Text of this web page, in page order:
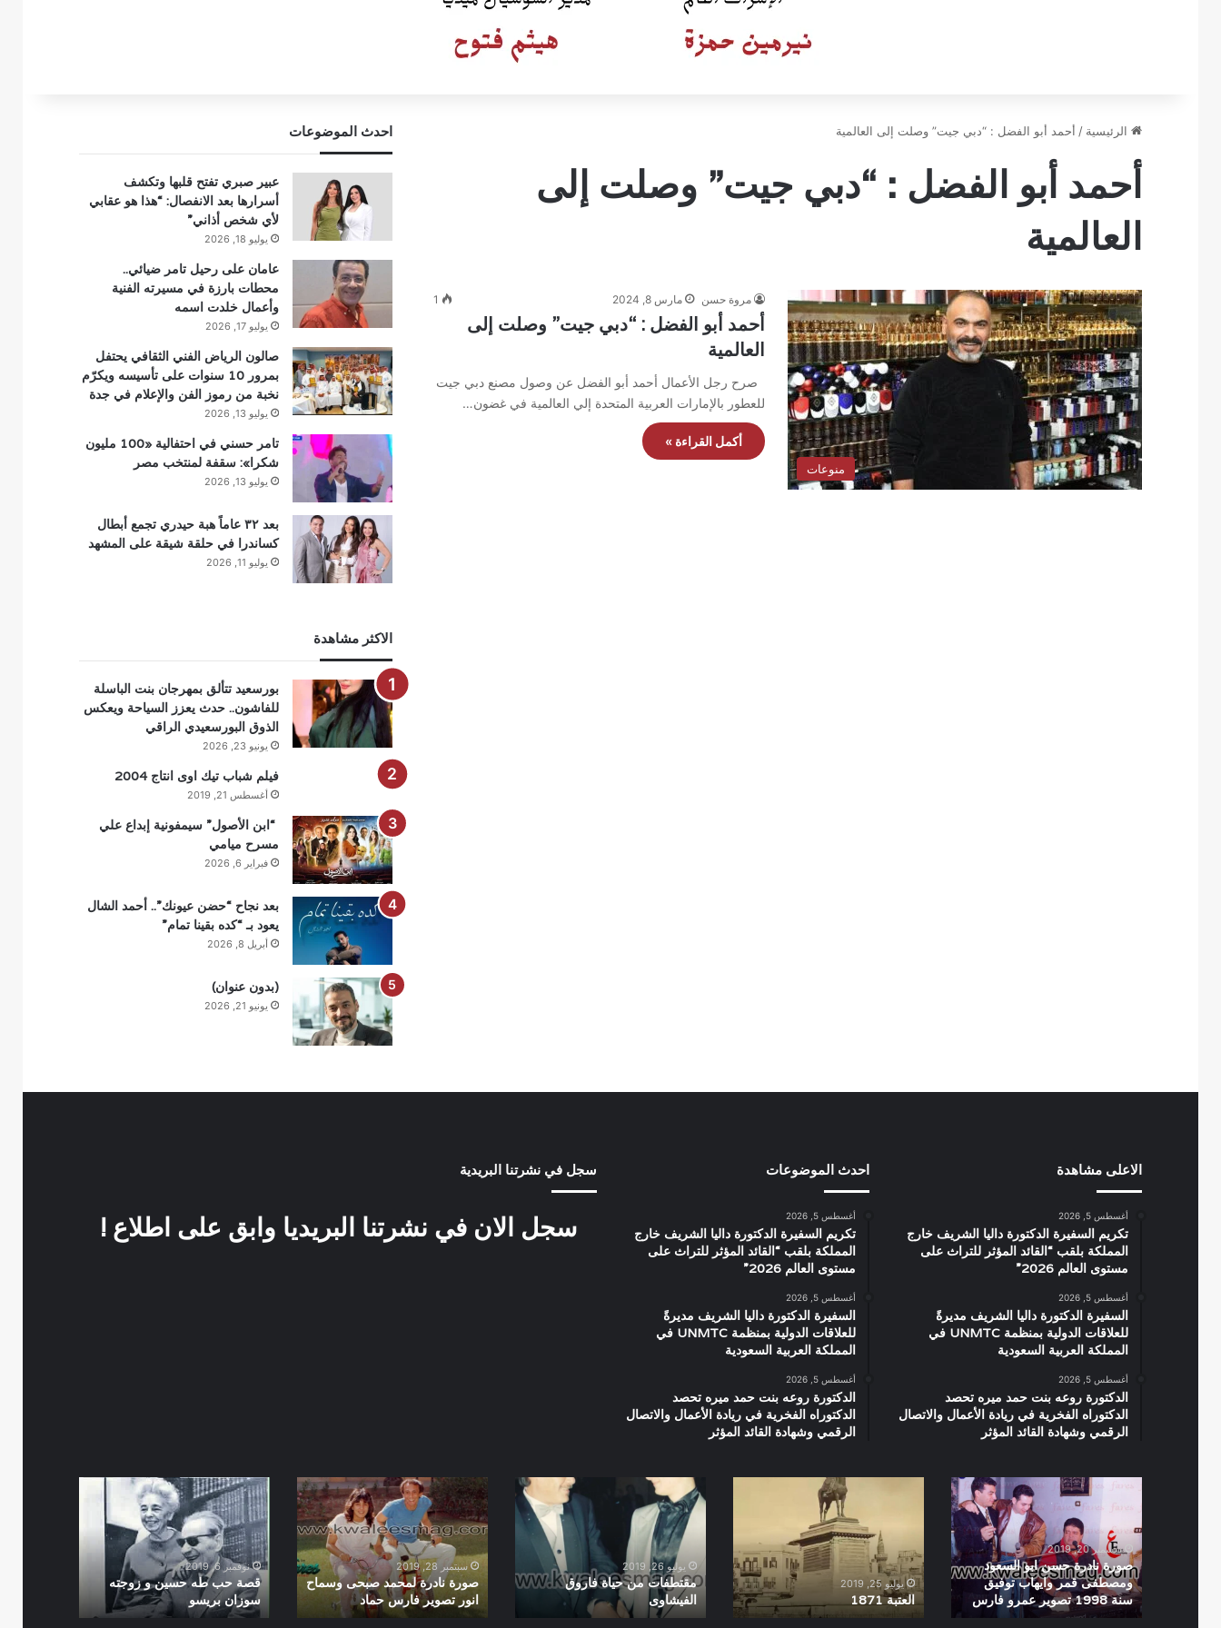
الرئيسية / أحمد أبو الفضل : “دبي جيت” وصلت إلى العالمية
أحمد أبو الفضل : “دبي جيت” وصلت إلى
العالمية
منوعات
مروة حسن مارس 8, 2024 1
أحمد أبو الفضل : “دبي جيت” وصلت إلى
العالمية
صرح رجل الأعمال أحمد أبو الفضل عن وصول مصنع دبي جيت
للعطور بالإمارات العربية المتحدة إلي العالمية في غضون…
أكمل القراءة »
احدث الموضوعات
عبير صبري تفتح قلبها وتكشف
أسرارها بعد الانفصال: “هذا هو عقابي
لأي شخص أذاني”
يوليو 18, 2026
عامان على رحيل تامر ضيائي..
محطات بارزة في مسيرته الفنية
وأعمال خلدت اسمه
يوليو 17, 2026
صالون الرياض الفني الثقافي يحتفل
بمرور 10 سنوات على تأسيسه ويكرّم
نخبة من رموز الفن والإعلام في جدة
يوليو 13, 2026
تامر حسني في احتفالية «100 مليون
شكرا»: سقفة لمنتخب مصر
يوليو 13, 2026
بعد ٣٢ عاماً هبة حيدري تجمع أبطال
كساندرا في حلقة شيقة على المشهد
يوليو 11, 2026
الاكثر مشاهدة
بورسعيد تتألق بمهرجان بنت الباسلة
للفاشون.. حدث يعزز السياحة ويعكس
الذوق البورسعيدي الراقي
يونيو 23, 2026
فيلم شباب تيك اوى انتاج 2004
أغسطس 21, 2019
“ابن الأصول” سيمفونية إبداع علي
مسرح ميامي
فبراير 6, 2026
بعد نجاح “حضن عيونك”.. أحمد الشال
يعود بـ “كده بقينا تمام”
أبريل 8, 2026
(بدون عنوان)
يونيو 21, 2026
الاعلى مشاهدة
أغسطس 5, 2026
تكريم السفيرة الدكتورة داليا الشريف خارج
المملكة بلقب “القائد المؤثر للتراث على
مستوى العالم 2026”
أغسطس 5, 2026
السفيرة الدكتورة داليا الشريف مديرةً
للعلاقات الدولية بمنظمة UNMTC في
المملكة العربية السعودية
أغسطس 5, 2026
الدكتورة روعه بنت حمد ميره تحصد
الدكتوراه الفخرية في ريادة الأعمال والاتصال
الرقمي وشهادة القائد المؤثر
احدث الموضوعات
أغسطس 5, 2026
تكريم السفيرة الدكتورة داليا الشريف خارج
المملكة بلقب “القائد المؤثر للتراث على
مستوى العالم 2026”
أغسطس 5, 2026
السفيرة الدكتورة داليا الشريف مديرةً
للعلاقات الدولية بمنظمة UNMTC في
المملكة العربية السعودية
أغسطس 5, 2026
الدكتورة روعه بنت حمد ميره تحصد
الدكتوراه الفخرية في ريادة الأعمال والاتصال
الرقمي وشهادة القائد المؤثر
سجل في نشرتنا البريدية
سجل الان في نشرتنا البريديا وابق على اطلاع !
حسن
السعود
ومصطفى
قمر
وايهاب
ديسمبر 20, 2019
صورة نادرة حسن ابو السعود
ومصطفى قمر وايهاب توفيق
سنة 1998 تصوير عمرو فارس
يوليو 25, 2019
العتبة 1871
مقتطفات
من
حياة
فاروق
الفيشاوى
يوليو 26, 2019
مقتطفات من حياة فاروق
الفيشاوى
صورة
نادرة
لمحمد
صبحى
وسماح
انور
تصوير
سبتمبر 28, 2019
صورة نادرة لمحمد صبحى وسماح
انور تصوير فارس حماد
قصة
حب
طه
حسين
و
زوجته
سوزان
بريسو
نوفمبر 6, 2019
قصة حب طه حسين و زوجته
سوزان بريسو